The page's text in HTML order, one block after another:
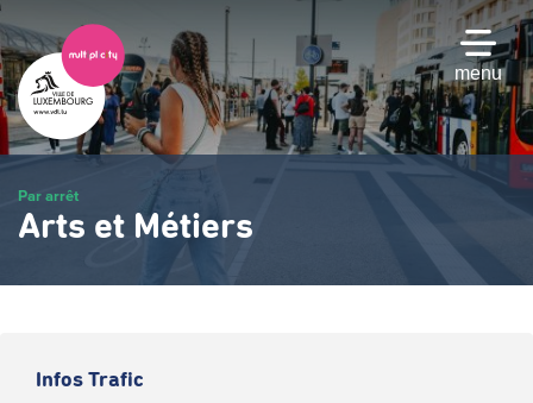
Passer
au
contenu
principal
menu
Par arrêt
Arts et Métiers
Infos Trafic